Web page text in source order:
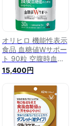
みもの 血圧 血糖 サ
プリメント サプリ
糖質制限 糖質 お茶
内臓脂肪 改善 ダイ
エット 痩せる
オリヒロ 機能性表示
食品 血糖値Wサポー
ト 90粒 空腹時血糖
値 食後血糖値 サポ
ート 糖の吸収を抑え
る (12袋セット)
15,400円